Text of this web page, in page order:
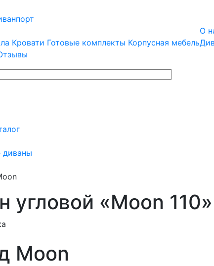
Кровати Готовые комплекты Корпусная мебель
О
диваны
угловой «Moon
Moon